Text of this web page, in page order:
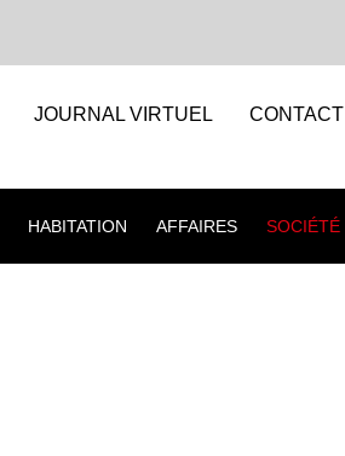
JOURNAL VIRTUEL CONTACT
HABITATION AFFAIRES SOCIÉTÉ